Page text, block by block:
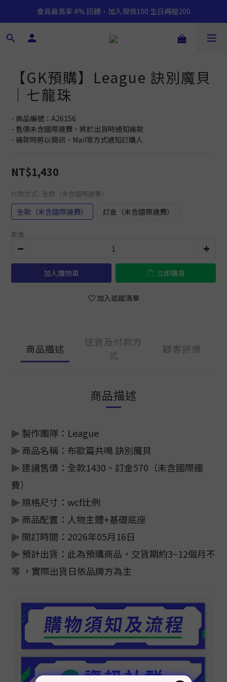
會員最高享 4% 回饋，加入現領100 生日再贈200
【GK預購】League 訣別魔貝
｜七龍珠
- 商品編號：A26156
- 售價未含國際運費，將於出貨時通知補款
- 補款時將以簡訊、Mail等方式通知訂購人
NT$1,430
付款方式 : 全款（未含國際運費）
全款（未含國際運費） 訂金（未含國際運費）
數量
加入購物車 立即購買
加入追蹤清單
商品描述
送貨及付款方
式
顧客評價
商品描述
⫸ 製作團隊：League
⫸ 商品名稱：布歐篇共鳴 訣別魔貝
⫸ 建議售價：全款1430、訂金570（未含國際運
費）
⫸ 規格尺寸：wcf比例
⫸ 商品配置：人物主體+基礎底座
⫸ 開訂時間：2026年05月16日
⫸ 預計出貨：此為預購商品，交貨期約3~12個月不
等 ，實際出貨日依品牌方為主